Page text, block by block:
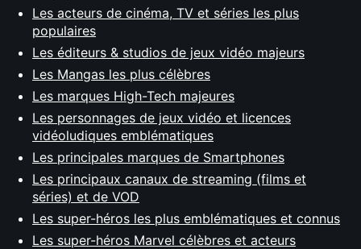
Les acteurs de cinéma, TV et séries les plus
populaires
Les éditeurs & studios de jeux vidéo majeurs
Les Mangas les plus célèbres
Les marques High-Tech majeures
Les personnages de jeux vidéo et licences
vidéoludiques emblématiques
Les principales marques de Smartphones
Les principaux canaux de streaming (films et
séries) et de VOD
Les super-héros les plus emblématiques et connus
Les super-héros Marvel célèbres et acteurs